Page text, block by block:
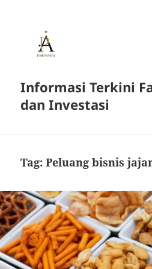
Informasi Terkini
dan Investasi
Tag:Peluang bisnis